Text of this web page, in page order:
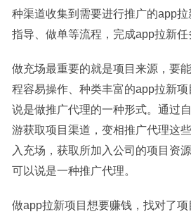
种渠道收集到需要进行推广的app拉
指导、做单等流程，完成app拉新任
做充场最重要的就是项目来源，要
程容易操作、种类丰富的app拉新
说是做推广代理的一种形式。通过
游获取项目渠道，变相推广代理这
入充场，获取所加入公司的项目资
可以说是一种推广代理。
做app拉新项目想要赚钱，找对了